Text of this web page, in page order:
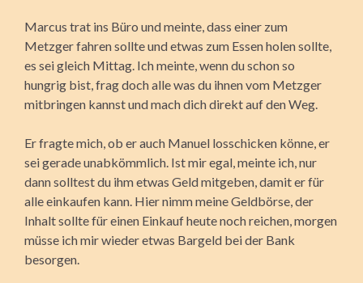
Marcus trat ins Büro und meinte, dass einer zum
Metzger fahren sollte und etwas zum Essen holen sollte,
es sei gleich Mittag. Ich meinte, wenn du schon so
hungrig bist, frag doch alle was du ihnen vom Metzger
mitbringen kannst und mach dich direkt auf den Weg.
Er fragte mich, ob er auch Manuel losschicken könne, er
sei gerade unabkömmlich. Ist mir egal, meinte ich, nur
dann solltest du ihm etwas Geld mitgeben, damit er für
alle einkaufen kann. Hier nimm meine Geldbörse, der
Inhalt sollte für einen Einkauf heute noch reichen, morgen
müsse ich mir wieder etwas Bargeld bei der Bank
besorgen.